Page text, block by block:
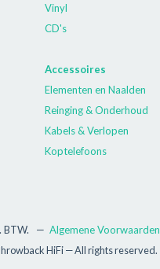
Vinyl
CD's
Accessoires
Elementen en Naalden
Reinging & Onderhoud
Kabels & Verlopen
Koptelefoons
BTW. — Algemene Voorwaarden
HiFi — All rights reserved.